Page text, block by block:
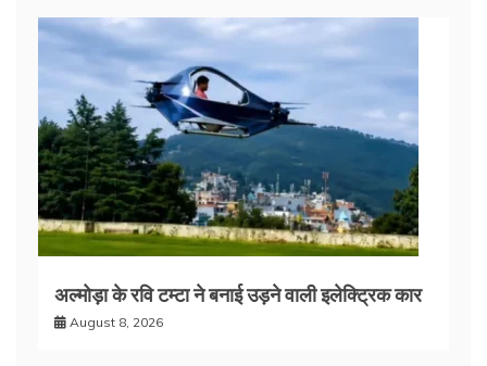
अल्मोड़ा के रवि टम्टा ने बनाई उड़ने वाली इलेक्ट्रिक कार
August 8, 2026